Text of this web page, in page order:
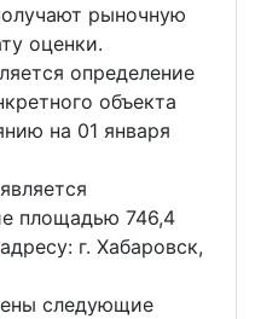
рыночную
оценки.
определение
объекта
на 01 января
площадью 746,4
г. Хабаровск,
следующие